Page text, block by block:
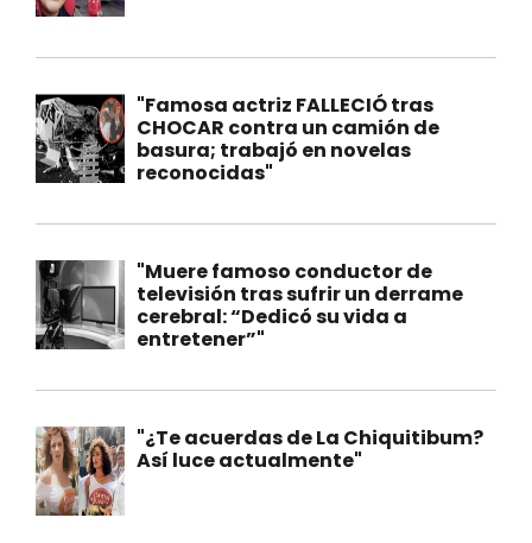
"Famosa actriz FALLECIÓ tras
CHOCAR contra un camión de
basura; trabajó en novelas
reconocidas"
"Muere famoso conductor de
televisión tras sufrir un derrame
cerebral: “Dedicó su vida a
entretener”"
"¿Te acuerdas de La Chiquitibum?
Así luce actualmente"